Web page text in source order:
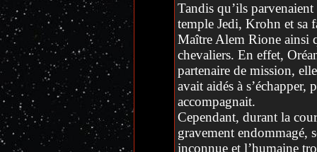
Tandis qu’ils
temple Jedi, Krohn et sa
Maître Alem Rione ainsi
chevaliers. En effet,
partenaire de mission,
avait aidés à
accompagnait.
Cependant, durant la
gravement endommagé,
inconnue et l’humaine